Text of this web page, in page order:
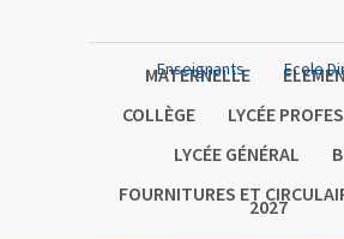
MATERNELLE
COLLÈGE
LYCÉE
LYCÉE GÉNÉRAL
FOURNITURES ET
2027
Enseignants Ecole